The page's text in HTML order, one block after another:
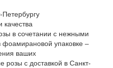
в сочетании с нежными
фоамирановой упаковке –
ваших
розы с доставкой в Санкт-